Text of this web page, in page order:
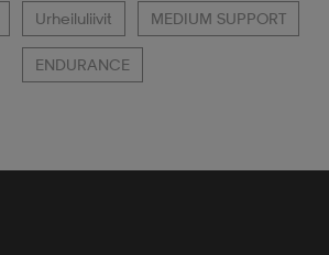
Urheiluliivit MEDIUM SUPPORT
ENDURANCE